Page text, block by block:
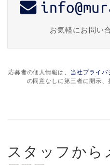
お気軽にお問い
応募者の個人情報は、 当社プライバ
の同意なしに第三者に開示、
スタッフから